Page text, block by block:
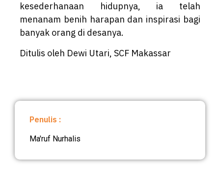
kesederhanaan hidupnya, ia telah
menanam benih harapan dan inspirasi bagi
banyak orang di desanya.
Ditulis oleh Dewi Utari, SCF Makassar
Penulis :
Ma'ruf Nurhalis